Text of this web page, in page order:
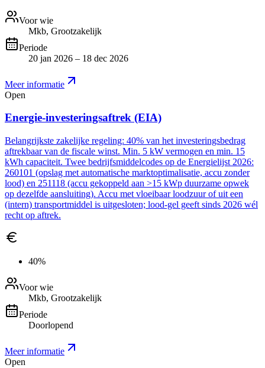
Voor wie
Mkb, Grootzakelijk
Periode
20 jan 2026 – 18 dec 2026
Meer informatie
Open
Energie-investeringsaftrek (EIA)
Belangrijkste zakelijke regeling: 40% van het investeringsbedrag
aftrekbaar van de fiscale winst. Min. 5 kW vermogen en min. 15
kWh capaciteit. Twee bedrijfsmiddelcodes op de Energielijst 2026:
260101 (opslag met automatische marktoptimalisatie, accu zonder
lood) en 251118 (accu gekoppeld aan >15 kWp duurzame opwek
op dezelfde aansluiting). Accu met vloeibaar loodzuur of uit een
(intern) transportmiddel is uitgesloten; lood-gel geeft sinds 2026 wél
recht op aftrek.
40%
Voor wie
Mkb, Grootzakelijk
Periode
Doorlopend
Meer informatie
Open